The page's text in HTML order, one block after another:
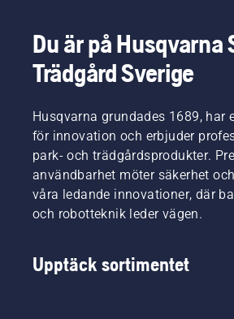
Du är på Husqvarna
Trädgård Sverige
Husqvarna grundades 1689, har
för innovation och erbjuder
park- och trädgårdsprodukter.
användbarhet möter säkerhet
våra ledande innovationer, där
och robotteknik leder vägen.
Upptäck sortimentet